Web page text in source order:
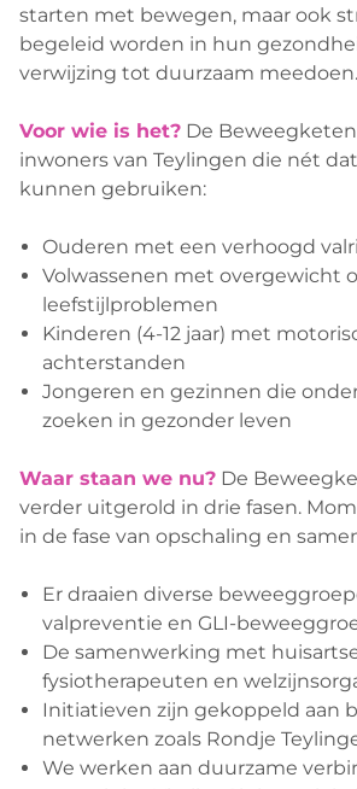
starten met bewegen, maar ook
begeleid worden in hun
verwijzing tot duurzaam meedoen.
Voor wie is het? De
inwoners van Teylingen die nét
kunnen gebruiken:
Ouderen met een verhoogd
Volwassenen met overgewicht
leefstijlproblemen
Kinderen (4-12 jaar) met
achterstanden
Jongeren en gezinnen die
zoeken in gezonder leven
Waar staan we nu? De
verder uitgerold in drie fasen.
in de fase van opschaling en
Er draaien diverse
valpreventie en GLI-
De samenwerking met
fysiotherapeuten en
Initiatieven zijn gekoppeld aan
netwerken zoals Rondje
We werken aan duurzame